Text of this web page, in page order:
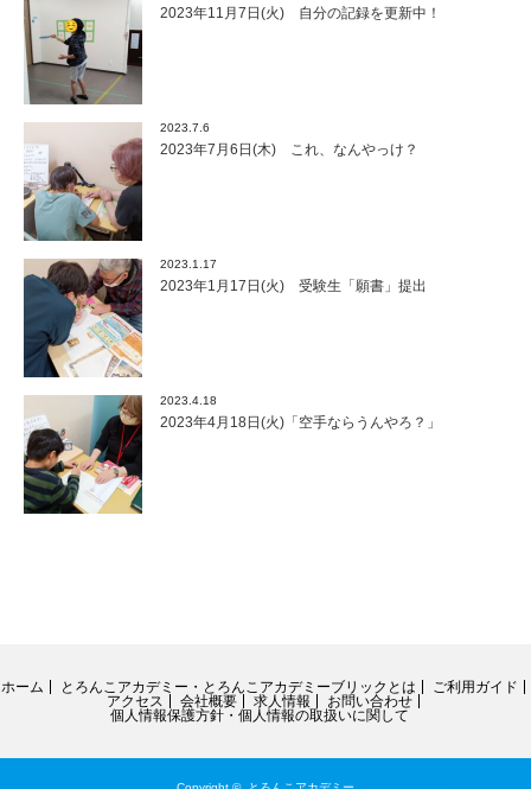
2023年11月7日(火) 自分の記録を更新中！
2023.7.6
2023年7月6日(木) これ、なんやっけ？
2023.1.17
2023年1月17日(火) 受験生「願書」提出
2023.4.18
2023年4月18日(火)「空手ならうんやろ？」
ホーム とろんこアカデミー・とろんこアカデミーブリックとは
ご利用ガイド
アクセス
会社概要 求人情報
お問い合わせ
個人情報保護方針・個人情報の取扱いに関して